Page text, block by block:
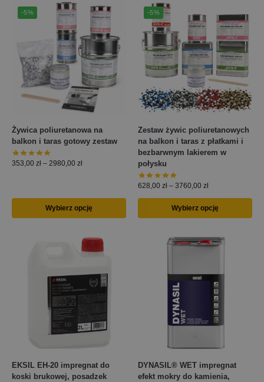
-5%
Żywica poliuretanowa na
balkon i taras gotowy zestaw
353,00 zł – 2980,00 zł
Wybierz opcję
-5%
Zestaw żywic poliuretanowych
na balkon i taras z płatkami i
bezbarwnym lakierem w
połysku
628,00 zł – 3760,00 zł
Wybierz opcję
EKSIL EH-20 impregnat do
koski brukowej, posadzek
DYNASIL® WET impregnat
efekt mokry do kamienia,